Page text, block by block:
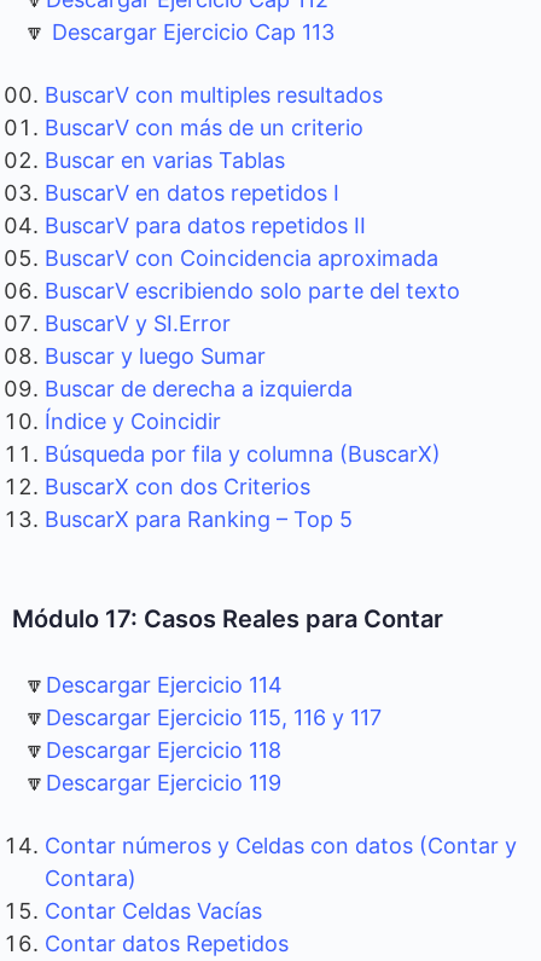
🔽 Descargar Ejercicio Cap 113
BuscarV con multiples resultados
BuscarV con más de un criterio
Buscar en varias Tablas
BuscarV en datos repetidos I
BuscarV para datos repetidos II
BuscarV con Coincidencia aproximada
BuscarV escribiendo solo parte del texto
BuscarV y SI.Error
Buscar y luego Sumar
Buscar de derecha a izquierda
Índice y Coincidir
Búsqueda por fila y columna (BuscarX)
BuscarX con dos Criterios
BuscarX para Ranking – Top 5
Módulo 17: Casos Reales para Contar
🔽 Descargar Ejercicio 114
🔽 Descargar Ejercicio 115, 116 y 117
🔽 Descargar Ejercicio 118
🔽 Descargar Ejercicio 119
Contar números y Celdas con datos (Contar y
Contara)
Contar Celdas Vacías
Contar datos Repetidos